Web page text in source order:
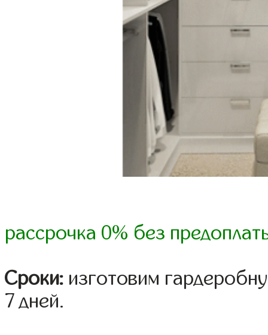
рассрочка 0% без
Сроки: изготовим
7 дней.